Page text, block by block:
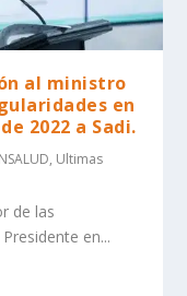
al ministro
en
2022 a Sadi.
, Ultimas
de las
en...